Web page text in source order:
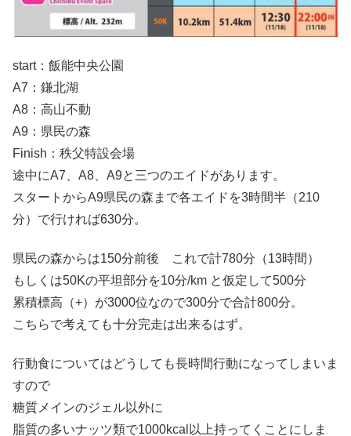
start：飯能中央公園
A7：鎌北湖
A8：高山不動
A9：県民の森
Finish：秩父特設会場
途中にA7、A8、A9と三つのエイドがあります。
スタートからA9県民の森まで各エイドを3時間半（210
分）で行ければ630分。
県民の森からは150分前後 これで計780分（13時間）
もしくは50Kの平坦部分を10分/km と仮定して500分
累積標高（+）が3000位なので300分で合計800分。
こちらで考えても十分完走は出来るはず。
行動食についてはどうしても長時間行動になってしまいま
すので
糖質メインのジェル以外に
脂質の多いナッツ類で1000kcal以上持ってくことにしま